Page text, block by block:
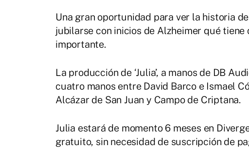
Una gran oportunidad para ver la historia
jubilarse con inicios de Alzheimer qué tiene
importante.
La producción de ‘Julia’, a manos de DB
cuatro manos entre David Barco e Ismael
Alcázar de San Juan y Campo de Criptana.
Julia estará de momento 6 meses en
gratuito, sin necesidad de suscripción de